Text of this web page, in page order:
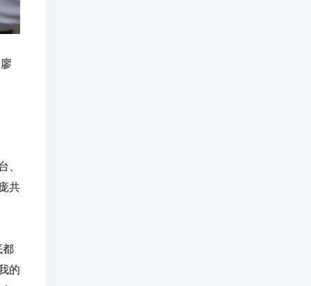
、
共
都
的